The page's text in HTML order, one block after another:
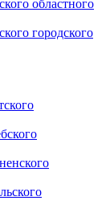
областного
городского